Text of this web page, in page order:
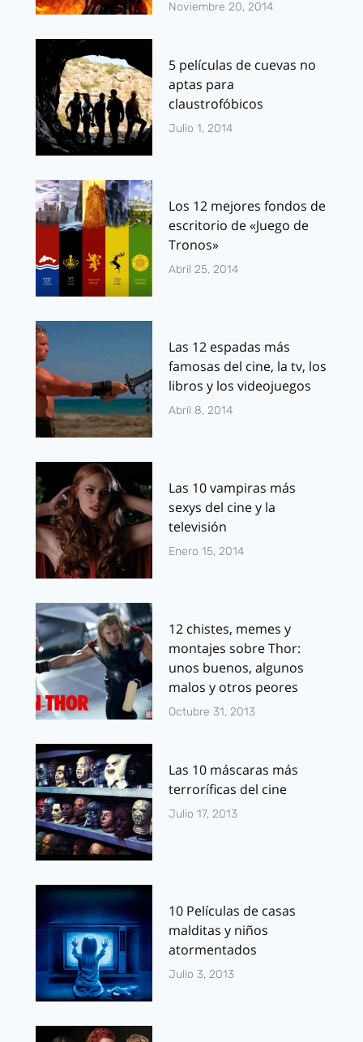
Noviembre 20, 2014
5 películas de cuevas no
aptas para
claustrofóbicos
Julio 1, 2014
Los 12 mejores fondos de
escritorio de «Juego de
Tronos»
Abril 25, 2014
Las 12 espadas más
famosas del cine, la tv, los
libros y los videojuegos
Abril 8, 2014
Las 10 vampiras más
sexys del cine y la
televisión
Enero 15, 2014
12 chistes, memes y
montajes sobre Thor:
unos buenos, algunos
malos y otros peores
Octubre 31, 2013
Las 10 máscaras más
terroríficas del cine
Julio 17, 2013
10 Películas de casas
malditas y niños
atormentados
Julio 3, 2013